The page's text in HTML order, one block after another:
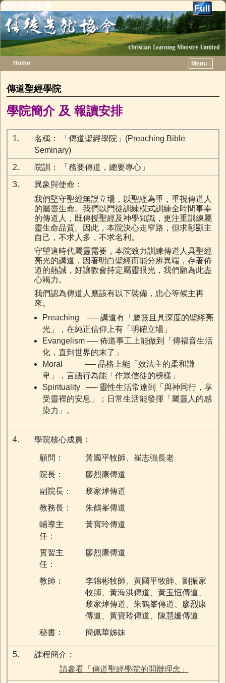
信徒造就協會
Home
Menu ↓
傳道聖經學院
學院簡介 及 報讀安排
1.
名稱： 「傳道聖經學院」(Preaching Bible
Seminary)
2.
院訓： 「務要傳道，總要專心」
3.
異象與使命：
我們堅守聖經無誤立場，以聖經為重，重視傳道人
的屬靈生命。我們以門徒訓練模式訓練全時間事奉
的傳道人，既傳授聖經及神學知識，更注重訓練屬
靈生命品質。因此，本院決心走窄路，但求彰顯主
自己，不求人多，不求名利。
守望這時代屬靈需要，本院致力訓練傳道人具聖經
亮光的講道，因著明白聖經而能分辨異端，存著佈
道的熱誠，好讓教會持定屬靈眼光，我們願為此盡
心竭力。
我們認為傳道人應該有以下裝備，忠心等候主再
來。
Preaching ── 講道有「屬靈且具深度的聖經亮
光」，在純正信仰上有「明確立場」
Evangelism ── 佈道事工上能做到「傳福音生活
化，直到世界的末了」
Moral ── 品格上能「效法主的柔和謙
卑」，言語行為能「作眾信徒的榜樣」
Spirituality ── 靈性生活常達到「與神同行，享
受靈裡的安息」；日常生活能發揮「屬靈人的感
染力」。
4. 學院核心成員：
顧問：
黃國平牧師、崔志強長老
院長：
廖烈康傳道
副院長：
黎家焯傳道
教務長：
朱鶴峯傳道
輔導主
任：
黃寶玲傳道
實習主
任：
廖烈康傳道
教師：
李錦彬牧師、黃國平牧師、劉振家
牧師、黃海洪傳道、黃玉恒傳道、
黎家焯傳道、朱鶴峯傳道、廖烈康
傳道、黃寶玲傳道、陳慧姗傳道
秘書：
簡佩華姊妹
5.
課程簡介：
請參看「傳道聖經學院的開辦理念」